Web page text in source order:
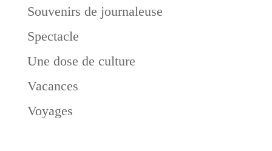
Souvenirs de journaleuse
Spectacle
Une dose de culture
Vacances
Voyages